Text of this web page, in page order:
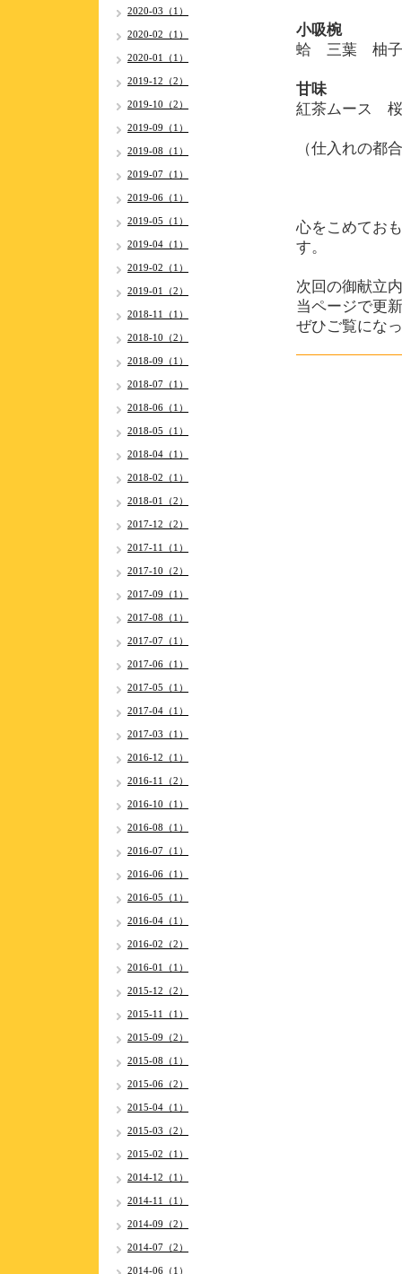
小吸椀
蛤 三葉 柚子
甘味
紅茶ムース
（仕入れの都
心をこめてお
す。
次回の御献立
当ページで更
ぜひご覧にな
2020-03（1）
2020-02（1）
2020-01（1）
2019-12（2）
2019-10（2）
2019-09（1）
2019-08（1）
2019-07（1）
2019-06（1）
2019-05（1）
2019-04（1）
2019-02（1）
2019-01（2）
2018-11（1）
2018-10（2）
2018-09（1）
2018-07（1）
2018-06（1）
2018-05（1）
2018-04（1）
2018-02（1）
2018-01（2）
2017-12（2）
2017-11（1）
2017-10（2）
2017-09（1）
2017-08（1）
2017-07（1）
2017-06（1）
2017-05（1）
2017-04（1）
2017-03（1）
2016-12（1）
2016-11（2）
2016-10（1）
2016-08（1）
2016-07（1）
2016-06（1）
2016-05（1）
2016-04（1）
2016-02（2）
2016-01（1）
2015-12（2）
2015-11（1）
2015-09（2）
2015-08（1）
2015-06（2）
2015-04（1）
2015-03（2）
2015-02（1）
2014-12（1）
2014-11（1）
2014-09（2）
2014-07（2）
2014-06（1）